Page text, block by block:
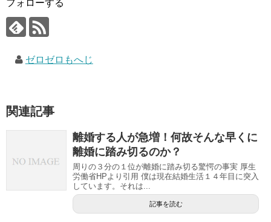
フォローする
ゼロゼロもへじ
関連記事
離婚する人が急増！何故そんな早くに
離婚に踏み切るのか？
周りの３分の１位が離婚に踏み切る驚愕の事実 厚生
労働省HPより引用 僕は現在結婚生活１４年目に突入
しています。それは...
記事を読む